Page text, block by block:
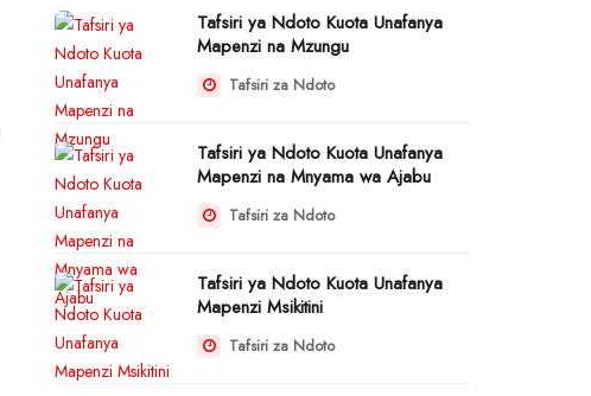
Tafsiri ya Ndoto Kuota Unafanya
Mapenzi na Mzungu
Tafsiri za Ndoto
Tafsiri ya Ndoto Kuota Unafanya
Mapenzi na Mnyama wa Ajabu
Tafsiri za Ndoto
Tafsiri ya Ndoto Kuota Unafanya
Mapenzi Msikitini
Tafsiri za Ndoto